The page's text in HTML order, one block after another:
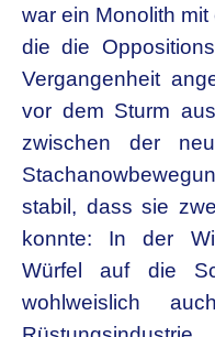
war ein Monolith
die die
Vergangenheit
vor dem Sturm
zwischen der
stabil, dass sie
konnte: In der
Würfel auf die
wohlweislich